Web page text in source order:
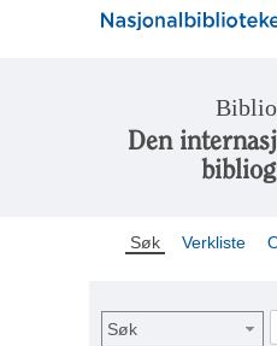
Den
Søk Verkliste
Søk